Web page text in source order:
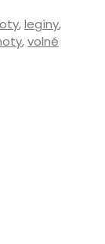
,legíny,
,volné